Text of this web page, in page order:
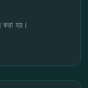
করা হয়।